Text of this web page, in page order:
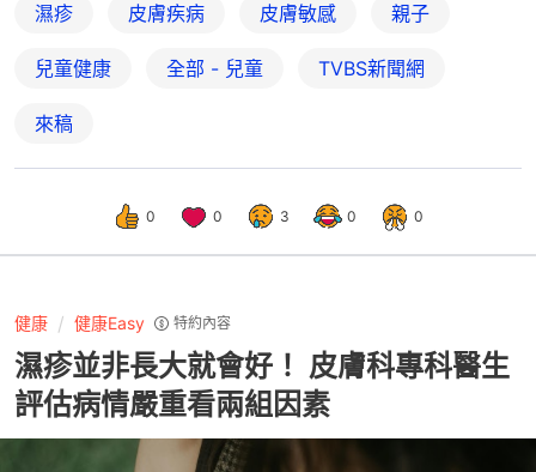
濕疹 皮膚疾病 皮膚敏感 親子
兒童健康 全部 - 兒童 TVBS新聞網
來稿
0 0 3 0 0
健康 健康Easy 特約內容
濕疹並非長大就會好！ 皮膚科專科醫生
評估病情嚴重看兩組因素